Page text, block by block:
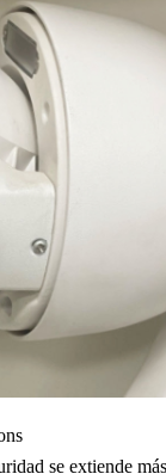
se extiende